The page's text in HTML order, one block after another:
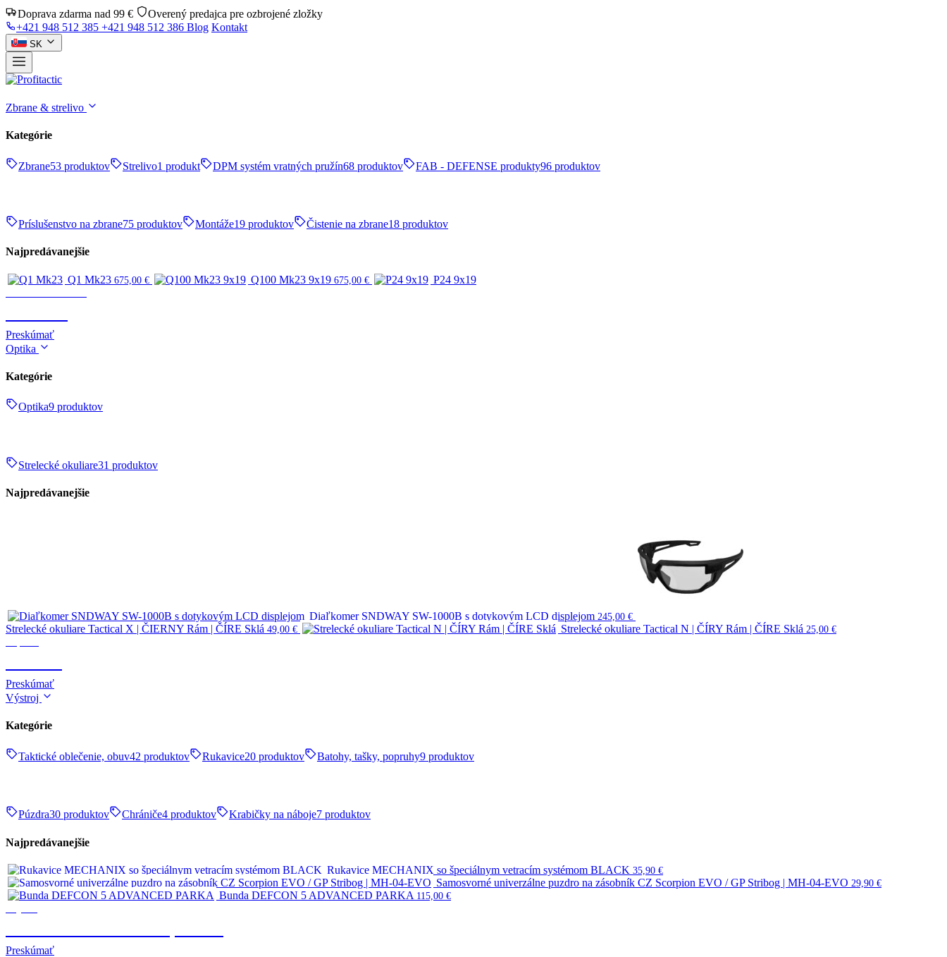
Doprava zdarma nad 99 €
Overený predajca pre ozbrojené zložky
+421 948 512 385 +421 948 512 386 Blog Kontakt
SK
Zbrane & strelivo
Kategórie
Zbrane53 produktov Strelivo1 produkt DPM systém vratných pružín68 produktov FAB - DEFENSE produkty96 produktov
Príslušenstvo na zbrane75 produktov Montáže19 produktov Čistenie na zbrane18 produktov
Najpredávanejšie
Q1 Mk23 675,00 € Q100 Mk23 9x19 675,00 €
P24 9x19
Preskúmať
Optika
Kategórie
Optika9 produktov
Strelecké okuliare31 produktov
Najpredávanejšie
Diaľkomer SNDWAY SW-1000B s dotykovým LCD displejom 245,00 €
Strelecké okuliare Tactical X | ČIERNY Rám | ČÍRE Sklá 49,00 € Strelecké okuliare Tactical N | ČÍRY Rám | ČÍRE Sklá 25,00 €
Preskúmať
Výstroj
Kategórie
Taktické oblečenie, obuv42 produktov Rukavice20 produktov Batohy, tašky, popruhy9 produktov
Púzdra30 produktov Chrániče4 produktov Krabičky na náboje7 produktov
Najpredávanejšie
Rukavice MECHANIX so špeciálnym vetracím systémom BLACK 35,90 €
Samosvorné univerzálne puzdro na zásobník CZ Scorpion EVO / GP Stribog | MH-04-EVO 29,90 €
Bunda DEFCON 5 ADVANCED PARKA 115,00 €
Preskúmať